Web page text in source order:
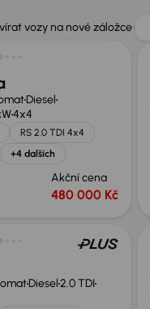
vozy na nové záložce
Kč
Diesel
4x4
RS 2.0 TDI 4x4
+4 dalších
Akční cena
480 000 Kč
Diesel2.0 TDI